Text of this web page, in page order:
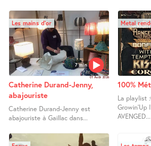
7 min
Les mains d’or
01 Août 2026
Catherine Durand-Jenny,
abajouriste
Catherine Durand-Jenny est
abajouriste à Gaillac dans...
Metal
100%
La playlist
AVENGED...